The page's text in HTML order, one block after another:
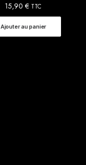
15,90 € TTC
Ajouter au panier